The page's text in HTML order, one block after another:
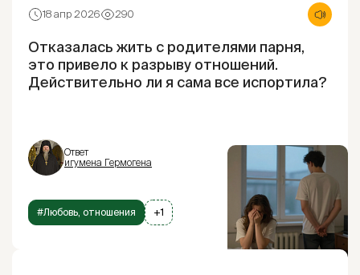
18 апр 2026 290
Отказалась жить с родителями парня,
это привело к разрыву отношений.
Действительно ли я сама все испортила?
Ответ
игумена Гермогена
#Любовь, отношения +1